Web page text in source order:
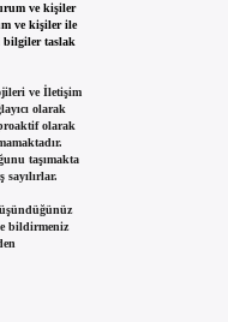
ve kişiler
ve kişiler ile
bilgiler taslak
ve İletişim
olarak
olarak
taşımakta
bildirmeniz